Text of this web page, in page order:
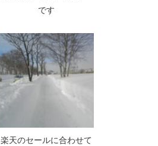
です
楽天のセールに合わせて